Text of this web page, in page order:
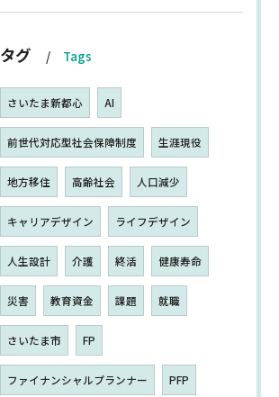
タグ Tags
さいたま新都心 AI
前世代対応型社会保障制度 生涯現役
地方移住 高齢社会 人口減少
キャリアデザイン ライフデザイン
人生設計 介護 終活 健康寿命
災害 教育資金 課題 就職
さいたま市 FP
ファイナンシャルプランナー PFP